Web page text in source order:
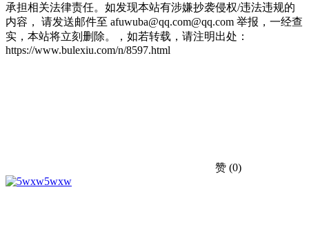
承担相关法律责任。如发现本站有涉嫌抄袭侵权/违法违规的
内容， 请发送邮件至 afuwuba@qq.com@qq.com 举报，一经查
实，本站将立刻删除。，如若转载，请注明出处：
https://www.bulexiu.com/n/8597.html
赞 (0)
5wxw